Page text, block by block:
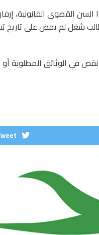
السن القصوى القانونية،
في الوثائق المطلوبة أو